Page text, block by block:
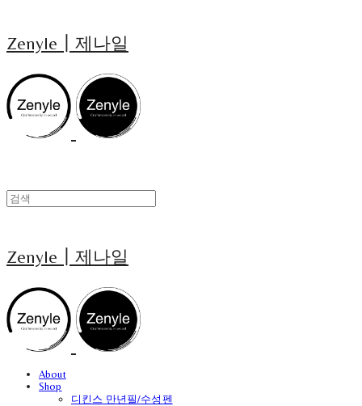
Zenyle┃제나일
Zenyle┃제나일
About
Shop
디킨스 만년필/수성펜